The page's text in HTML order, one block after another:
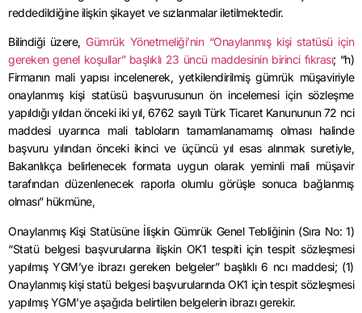
reddedildiğine ilişkin şikayet ve sızlanmalar iletilmektedir.
Bilindiği üzere,Gümrük Yönetmeliği’nin “Onaylanmış kişi statüsü için
gereken genel koşullar” başlıklı 23 üncü maddesinin birinci fıkrası; “h)
Firmanın mali yapısı incelenerek, yetkilendirilmiş gümrük müşaviriyle
onaylanmış kişi statüsü başvurusunun ön incelemesi için sözleşme
yapıldığı yıldan önceki iki yıl, 6762 sayılı Türk Ticaret Kanununun 72 nci
maddesi uyarınca mali tabloların tamamlanamamış olması halinde
başvuru yılından önceki ikinci ve üçüncü yıl esas alınmak suretiyle,
Bakanlıkça belirlenecek formata uygun olarak yeminli mali müşavir
tarafından düzenlenecek raporla olumlu görüşle sonuca bağlanmış
olması” hükmüne,
Onaylanmış Kişi Statüsüne İlişkin Gümrük Genel Tebliğinin (Sıra No: 1)
“Statü belgesi başvurularına ilişkin OK1 tespiti için tespit sözleşmesi
yapılmış YGM’ye ibrazı gereken belgeler” başlıklı 6 ncı maddesi; (1)
Onaylanmış kişi statü belgesi başvurularında OK1 için tespit sözleşmesi
yapılmış YGM’ye aşağıda belirtilen belgelerin ibrazı gerekir.